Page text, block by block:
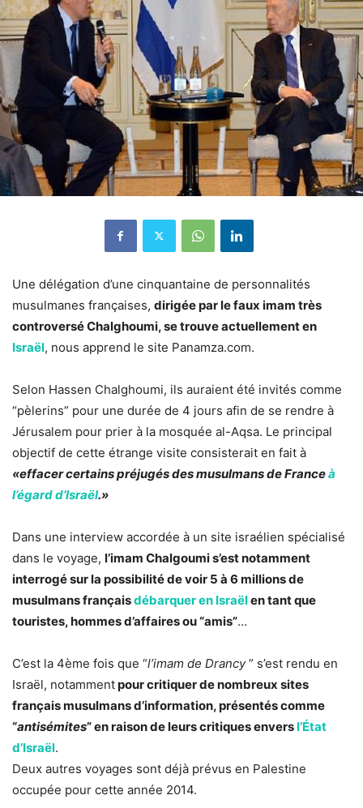
Une délégation d’une cinquantaine de personnalités
musulmanes françaises, dirigée par le faux imam très
controversé Chalghoumi, se trouve actuellement en
Israël, nous apprend le site Panamza.com.
Selon Hassen Chalghoumi, ils auraient été invités comme
“pèlerins” pour une durée de 4 jours afin de se rendre à
Jérusalem pour prier à la mosquée al-Aqsa. Le principal
objectif de cette étrange visite consisterait en fait à
«effacer certains préjugés des musulmans de Franceà
l’égard d’Israël.»
Dans une interview accordée à un site israélien spécialisé
dans le voyage, l’imam Chalgoumi s’est notamment
interrogé sur la possibilité de voir 5 à 6 millions de
musulmans françaisdébarquer en Israëlen tant que
touristes, hommes d’affaires ou “amis”…
C’est la 4ème fois que “l’imam de Drancy” s’est rendu en
Israël, notammentpour critiquer de nombreux sites
français musulmans d’information, présentés comme
“antisémites” en raison de leurs critiques enversl’État
d’Israël.
Deux autres voyages sont déjà prévus en Palestine
occupée pour cette année 2014.